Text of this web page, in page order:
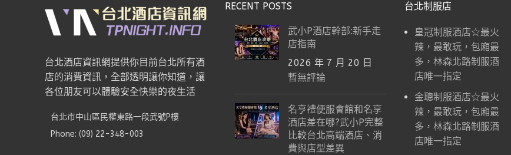
台北酒店資訊網提供你目前台北所有酒
店的消費資訊，全部透明讓你知道，讓
各位朋友可以體驗安全快樂的夜生活
台北市中山區民權東路一段武號P樓
Phone: (09) 22-348-003
RECENT POSTS
武小P酒店幹部:新手走
店指南
2026 年 7 月 20 日
暫無評論
名亨禮便服會館和名享
酒店差在哪?武小P完整
比較台北高端酒店、消
費與店型差異
台北制服店
皇冠制服酒店☆最火
辣，最敢玩，包廂最
多，林森北路制服酒
店唯一指定
金聰制服酒店☆最火
辣，最敢玩，包廂最
多，林森北路制服酒
店唯一指定